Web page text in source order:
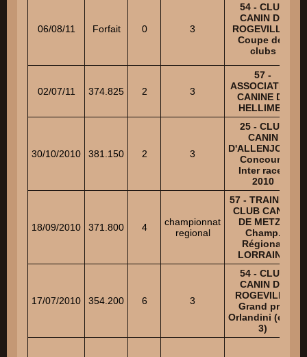
06/08/11 Forfait 0 3
54 - CLUB
CANIN DE
ROGEVILLE -
Coupe des
clubs
02/07/11 374.825 2 3
57 -
ASSOCIATION
CANINE DE
HELLIMER
30/10/2010 381.150 2 3
25 - CLUB
CANIN
D'ALLENJOIE -
Concours
Inter races
2010
18/09/2010 371.800 4
championnat
regional
57 - TRAINING
CLUB CANIN
DE METZ -
Champ.
Régional
LORRAINE
17/07/2010 354.200 6 3
54 - CLUB
CANIN DE
ROGEVILLE
Grand prix
Orlandini (ech.
3)